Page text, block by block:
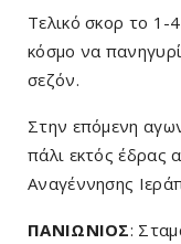
Τελικό σκορ το 1-4
κόσμο να
σεζόν.
Στην επόμενη
πάλι εκτός έδρας
Αναγέννησης
ΠΑΝΙΩΝΙΟΣ: